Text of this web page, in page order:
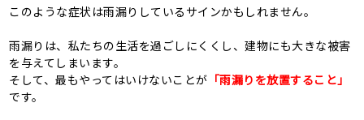
このような症状は雨漏りしているサインかもしれません。
雨漏りは、私たちの生活を過ごしにくくし、建物にも大きな被害
を与えてしまいます。
そして、最もやってはいけないことが 「雨漏りを放置すること」
です。